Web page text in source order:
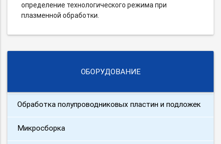
определение технологического режима при
плазменной обработки.
ОБОРУДОВАНИЕ
Обработка полупроводниковых пластин и подложек
Микросборка